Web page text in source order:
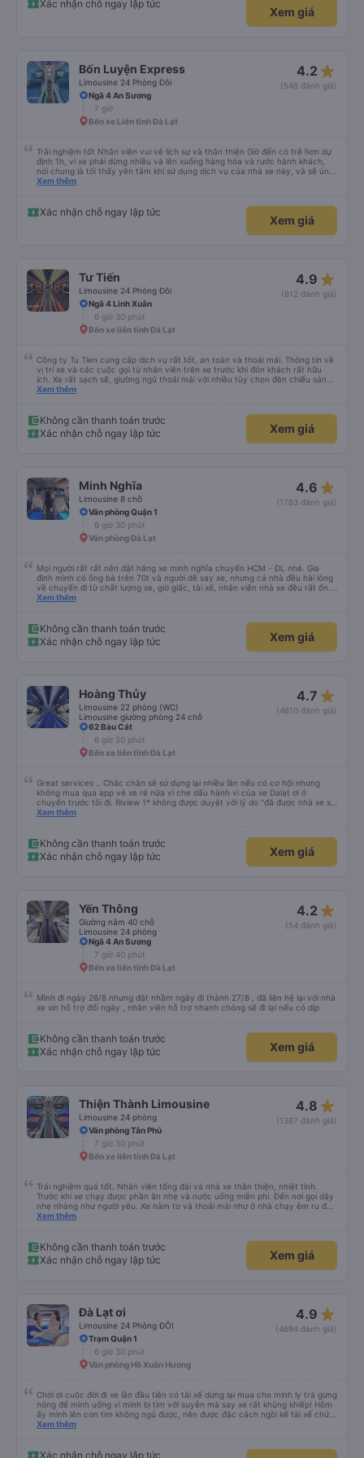
giới thiệu! 💛 Về ứng dụng, nó rất dễ sử dụng, thân thiện với người dùng và
tiện lợi khi đặt chuyến đi của chúng tôi. Mọi thứ đều diễn ra suôn sẻ!
Xác nhận chỗ ngay lập tức
Xem giá
Bốn Luyện Express
Limousine 24 Phòng Đôi
4.2 star_rate
(548 đánh giá)
Ngã 4 An Sương
7 giờ
Bến xe Liên tỉnh Đà Lạt
Trải nghiệm tốt Nhân viên vui vẻ lịch sự và thân thiện Giờ đến có trễ hơn dự
định 1h, vì xe phải dừng nhiều và lên xuống hàng hóa và rước hành khách,
nói chung là tối thấy yên tâm khi sử dụng dịch vụ của nhà xe này, và sẽ ủng
hộ và giới thiệu cho người thân sử dụng dịch vụ của nhà xe này
Xem thêm
Xác nhận chỗ ngay lập tức
Xem giá
Tư Tiến
Limousine 24 Phòng Đôi
4.9 star_rate
(812 đánh giá)
Ngã 4 Linh Xuân
6 giờ 30 phút
Bến xe liên tỉnh Đà Lạt
Công ty Tu Tien cung cấp dịch vụ rất tốt, an toàn và thoải mái. Thông tin về
vị trí xe và các cuộc gọi từ nhân viên trên xe trước khi đón khách rất hữu
ích. Xe rất sạch sẽ, giường ngủ thoải mái với nhiều tùy chọn đèn chiếu sáng
và cổng USB được đặt ở vị trí thuận tiện. Nhân viên rất lịch sự và xe đến
Xem thêm
Không cần thanh toán trước
Xác nhận chỗ ngay lập tức
Xem giá
Minh Nghĩa
Limousine 8 chỗ
4.6 star_rate
(1783 đánh giá)
Văn phòng Quận 1
6 giờ 30 phút
Văn phòng Đà Lạt
Mọi người rất rất nên đặt hãng xe minh nghĩa chuyến HCM - ĐL nhé. Gia
đình mình có ông bà trên 70t và người dễ say xe, nhưng cả nhà đều hài lòng
về chuyến đi từ chất lượng xe, giờ giấc, tài xế, nhân viên nhà xe đều rất ổn.
Cảm ơn Thread City đã giới thiệu cho mình hãng xe giữa một rừng các hãng
Xem thêm
Không cần thanh toán trước
Xác nhận chỗ ngay lập tức
Xem giá
Hoàng Thủy
Limousine 22 phòng (WC)
Limousine giường phòng 24 chỗ
4.7 star_rate
(4610 đánh giá)
62 Bàu Cát
6 giờ 50 phút
Bến xe liên tỉnh Đà Lạt
Great services .. Chắc chắn sẽ sử dụng lại nhiều lần nếu có cơ hội nhưng
không mua qua app vé xe rẻ nữa vì che dấu hành vi của xe Dalat ơi ở
chuyến trước tôi đi. Riview 1* không được duyệt với lý do “đã được nhà xe xử
lý với khách hàng” trong khi tôi là khách hàng và trải nghiệm của tôi lại nói là
Chúng tôi cũng sẽ viết bài trên các nền tảng về trải nghiệm của tôi cả về
Dalat lẫn vé xe rẻ. Xin cảm ơn.
Xem thêm
Không cần thanh toán trước
Xác nhận chỗ ngay lập tức
Xem giá
Yến Thông
Giường nằm 40 chỗ
Limousine 24 phòng
4.2 star_rate
(54 đánh giá)
Ngã 4 An Sương
7 giờ 40 phút
Bến xe liên tỉnh Đà Lạt
Mình đi ngày 26/8 nhưng đặt nhầm ngày đi thành 27/8 , đã liên hệ lại với nhà
xe xin hỗ trợ đổi ngày , nhân viên hỗ trợ nhanh chóng sẽ đi lại nếu có dịp
Không cần thanh toán trước
Xác nhận chỗ ngay lập tức
Xem giá
Thiện Thành Limousine
Limousine 24 phòng
4.8 star_rate
(1387 đánh giá)
Văn phòng Tân Phú
7 giờ 30 phút
Bến xe liên tỉnh Đà Lạt
Trải nghiệm quá tốt. Nhân viên tổng đài và nhà xe thân thiện, nhiệt tình.
Trước khi xe chạy được phần ăn nhẹ và nước uống miễn phí. Đến nơi gọi dậy
nhẹ nhàng như người yêu. Xe nằm to và thoải mái như ở nhà chạy êm ru đến
nơi lúc nào không hay luôn. I had very good experience with this bus
woke us up as they were waking up up their lovers. If you are foreigners and
planning to take this bus, please don’t hesitate as the seats are big and
comfortable enough for you to sleep on.
Xem thêm
Không cần thanh toán trước
Xác nhận chỗ ngay lập tức
Xem giá
Đà Lạt ơi
Limousine 24 Phòng ĐÔI
4.9 star_rate
(4694 đánh giá)
Trạm Quận 1
6 giờ 30 phút
Văn phòng Hồ Xuân Hương
Chời ơi cuộc đời đi xe lần đầu tiên có tài xế dừng lại mua cho mình ly trà gừng
nóng để mình uống vì mình bị tim với suyễn mà say xe rất khủng khiếp! Hôm
ấy mình lên cơn tim không ngủ được, nên được đặc cách ngồi kế tài xế chứ
ko chắc mình xỉu thiệt. Chú Tánh thì nhường chỗ cho mình ngồi còn anh Khải
chiều về từ Dalat về tphcm ngày 13/10/2024 lúc 10:30 tối nha. Mình hỏi cả
Xem thêm
Xác nhận chỗ ngay lập tức